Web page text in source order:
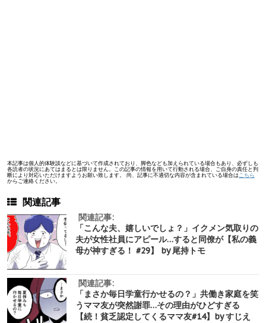
本記事は個人的体験談などに基づいて作成されており、脚色なども加えられている場合もあり、必ずしも
各読者の状況にあてはまるとは限りません。この記事の情報を用いて行動される場合、ご自身の責任と判
断により対応いただけますようお願い致します。 尚、記事に不適切な内容が含まれている場合はこちら
からご連絡ください。
関連記事
関連記事:
「こんな夫、嬉しいでしょ？」イクメン気取りの
夫が女性社員にアピール…すると同僚が【私の義
母が神すぎる！ #29】 by 尾持トモ
関連記事:
「まさか毎日学童行かせるの？」共働き家庭を笑
うママ友が突然謝罪…その理由がひどすぎる
【続！貧乏認定してくるママ友#14】by すじえ